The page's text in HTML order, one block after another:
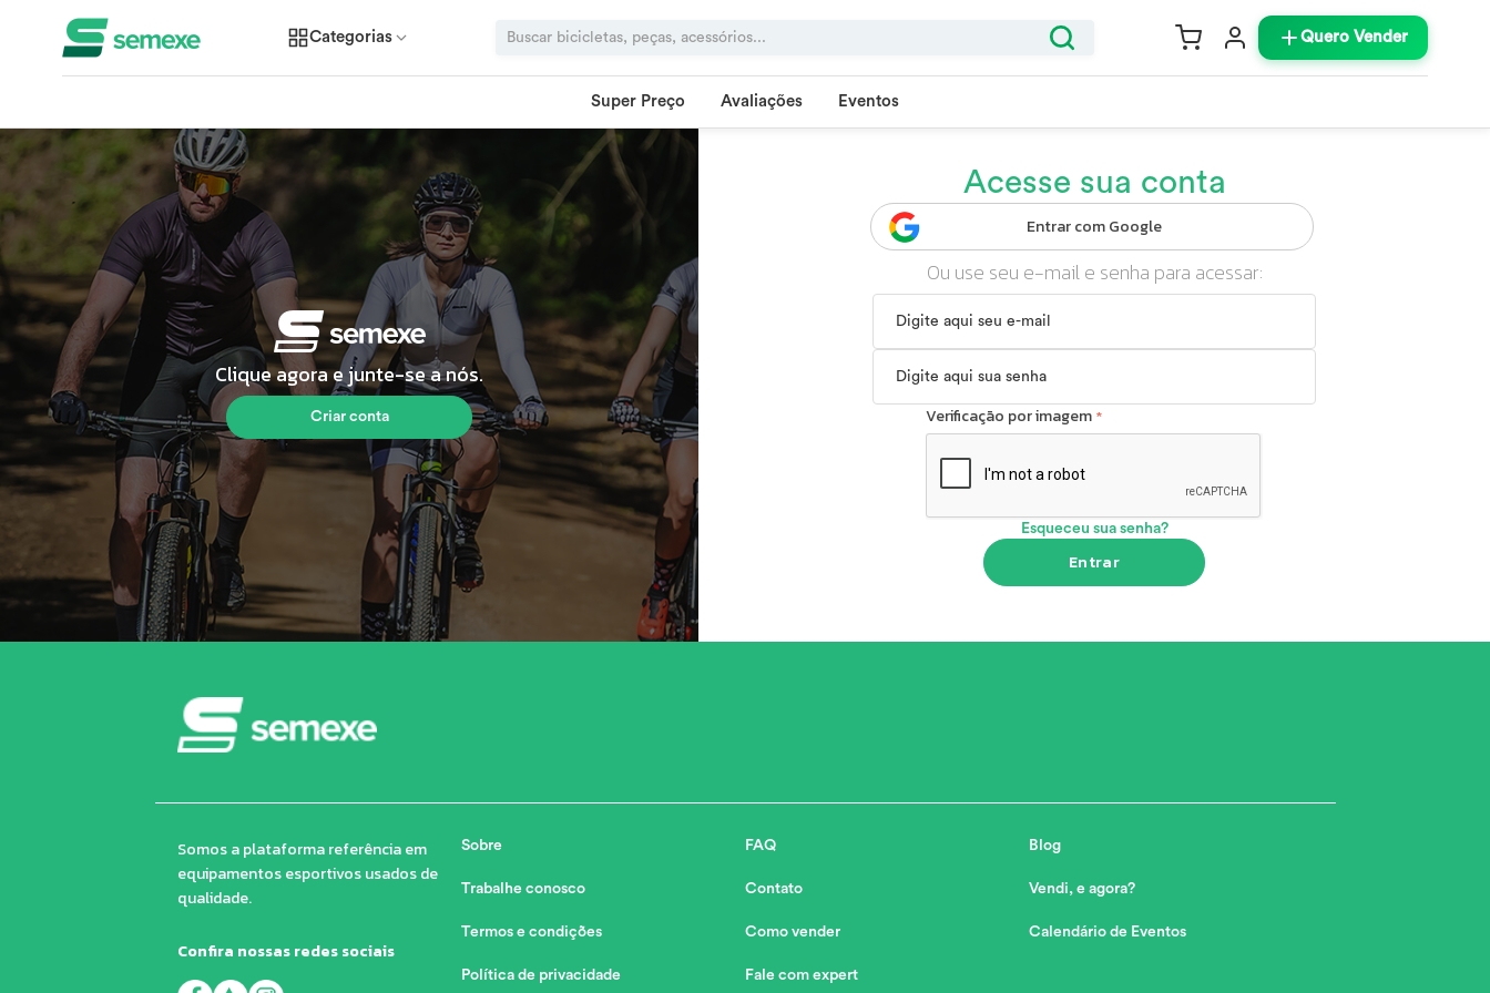
Categorias Quero Vender
Super Preço Avaliações Eventos
Clique agora e junte-se a nós.
Criar conta
Acesse sua conta
Entrar com Google
Ou use seu e-mail e senha para acessar:
Verificação por imagem
Esqueceu sua senha?
Entrar
Somos a plataforma referência em
equipamentos esportivos usados de
qualidade.
Confira nossas redes sociais
Sobre
Trabalhe conosco
Termos e condições
Política de privacidade
FAQ
Contato
Como vender
Fale com expert
Blog
Vendi, e agora?
Calendário de Eventos